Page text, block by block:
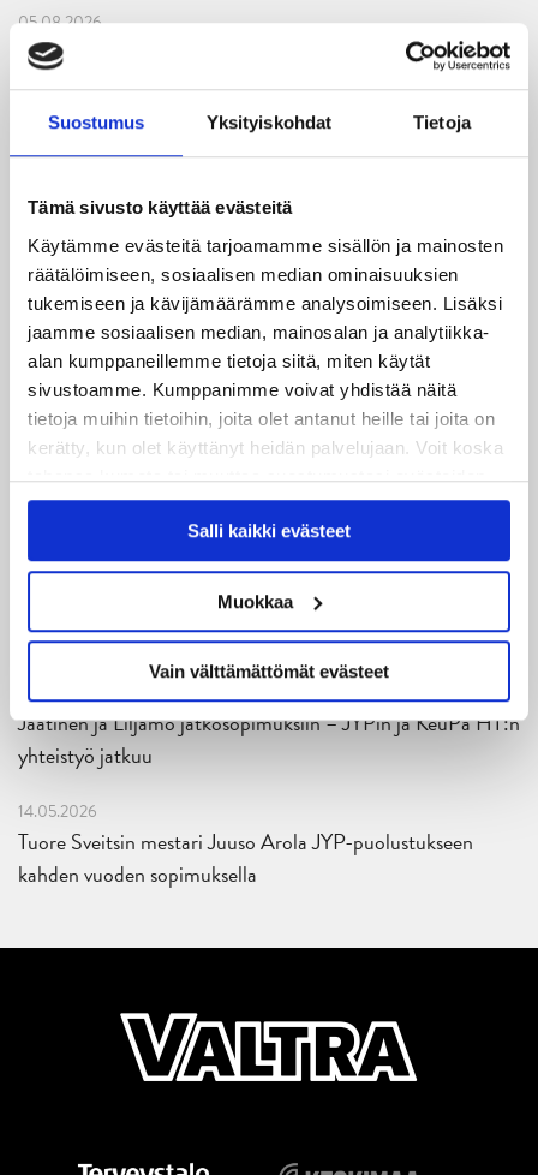
Suostumus Yksityiskohdat Tietoja
Tämä sivusto käyttää evästeitä
Käytämme evästeitä tarjoamamme sisällön ja mainosten
räätälöimiseen, sosiaalisen median ominaisuuksien
tukemiseen ja kävijämäärämme analysoimiseen. Lisäksi
jaamme sosiaalisen median, mainosalan ja analytiikka-
alan kumppaneillemme tietoja siitä, miten käytät
sivustoamme. Kumppanimme voivat yhdistää näitä
tietoja muihin tietoihin, joita olet antanut heille tai joita on
kerätty, kun olet käyttänyt heidän palvelujaan. Voit koska
tahansa kumota tai muuttaa suostumustasi evästeiden
käytöstäEvästeet-sivultamme.
Salli kaikki evästeet
Muokkaa
Vain välttämättömät evästeet
05.08.2026
JYPin kapteenisto Liiga-kauteen 2026–2027 on nimetty
04.08.2026
Joukkueen yhteisharjoitukset ovat alkaneet – ensimmäinen
JYPin harjoitusottelut tulevalle 2026-2027 kaudelle on
julkaistu!
27.07.2026
Ruotsalaishyökkääjä Arvid Costmar JYPiin
25.06.2026
JYP ja Secto Rally Finland yhteistyöhön
Liiga-kauden 2026-2027 otteluohjelma on julkaistu!
Reece Newkirk vahvistamaan JYP-hyökkäystä!
18.05.2026
Jaatinen ja Liljamo jatkosopimuksiin – JYPin ja KeuPa HT:n
yhteistyö jatkuu
14.05.2026
Tuore Sveitsin mestari Juuso Arola JYP-puolustukseen
kahden vuoden sopimuksella